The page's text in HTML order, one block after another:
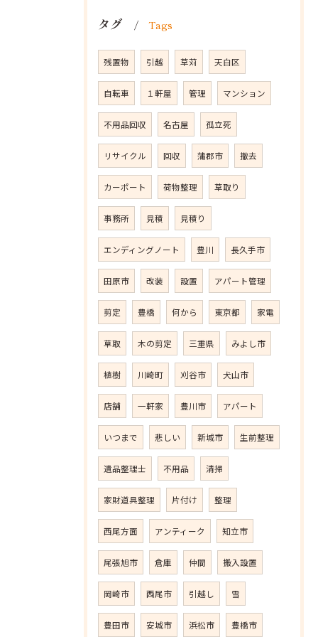
タグ Tags
残置物 引越 草苅 天白区
自転車 １軒屋 管理 マンション
不用品回収 名古屋 孤立死
リサイクル 回収 蒲郡市 撤去
カーポート 荷物整理 草取り
事務所 見積 見積り
エンディングノート 豊川 長久手市
田原市 改装 設置 アパート管理
剪定 豊橋 何から 東京都 家電
草取 木の剪定 三重県 みよし市
植樹 川崎町 刈谷市 犬山市
店舗 一軒家 豊川市 アパート
いつまで 悲しい 新城市 生前整理
遺品整理士 不用品 清掃
家財道具整理 片付け 整理
西尾方面 アンティーク 知立市
尾張旭市 倉庫 仲間 搬入設置
岡崎市 西尾市 引越し 雪
豊田市 安城市 浜松市 豊橋市